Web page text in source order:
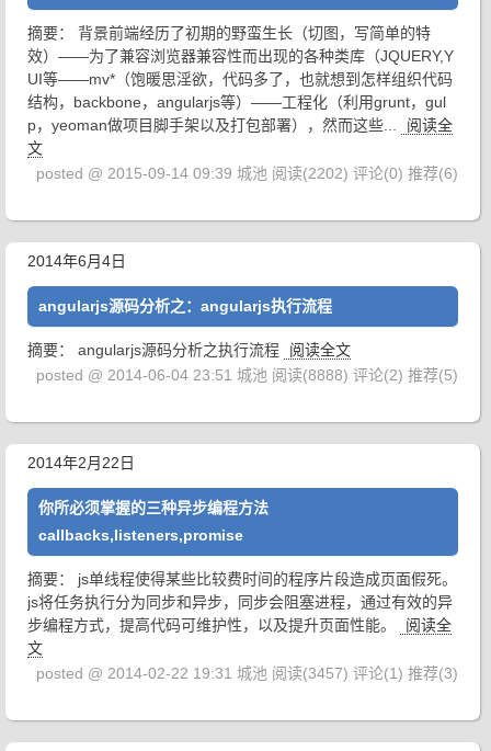
摘要： 背景前端经历了初期的野蛮生长（切图，写简单的特
效）——为了兼容浏览器兼容性而出现的各种类库（JQUERY,Y
UI等——mv*（饱暖思淫欲，代码多了，也就想到怎样组织代码
结构，backbone，angularjs等）——工程化（利用grunt，gul
p，yeoman做项目脚手架以及打包部署），然而这些...
阅读全
文
posted @ 2015-09-14 09:39 城池 阅读(2202) 评论(0) 推荐(6)
2014年6月4日
angularjs源码分析之：angularjs执行流程
摘要： angularjs源码分析之执行流程
阅读全文
posted @ 2014-06-04 23:51 城池 阅读(8888) 评论(2) 推荐(5)
2014年2月22日
你所必须掌握的三种异步编程方法
callbacks,listeners,promise
摘要： js单线程使得某些比较费时间的程序片段造成页面假死。
js将任务执行分为同步和异步，同步会阻塞进程，通过有效的异
步编程方式，提高代码可维护性，以及提升页面性能。
阅读全
文
posted @ 2014-02-22 19:31 城池 阅读(3457) 评论(1) 推荐(3)